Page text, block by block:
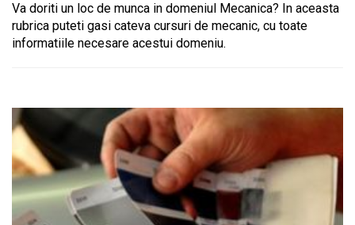
Va doriti un loc de munca in domeniul Mecanica? In aceasta
rubrica puteti gasi cateva cursuri de mecanic, cu toate
informatiile necesare acestui domeniu.